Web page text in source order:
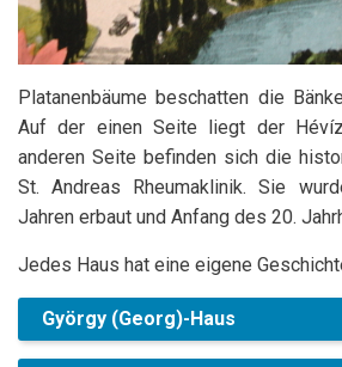
Platanenbäume beschatten die
Auf der einen Seite liegt der
anderen Seite befinden sich die
St. Andreas Rheumaklinik. Sie
Jahren erbaut und Anfang des 20.
Jedes Haus hat eine eigene
György (Georg)-Haus